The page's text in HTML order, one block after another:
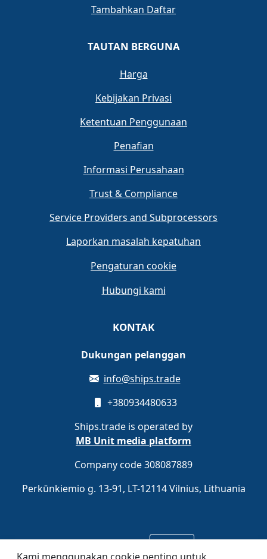
Tambahkan Daftar
TAUTAN BERGUNA
Harga
Kebijakan Privasi
Ketentuan Penggunaan
Penafian
Informasi Perusahaan
Trust & Compliance
Service Providers and Subprocessors
Laporkan masalah kepatuhan
Pengaturan cookie
Hubungi kami
KONTAK
Dukungan pelanggan
info@ships.trade
+380934480633
Ships.trade is operated by
MB Unit media platform
Company code 308087889
Perkūnkiemio g. 13-91, LT-12114 Vilnius, Lithuania